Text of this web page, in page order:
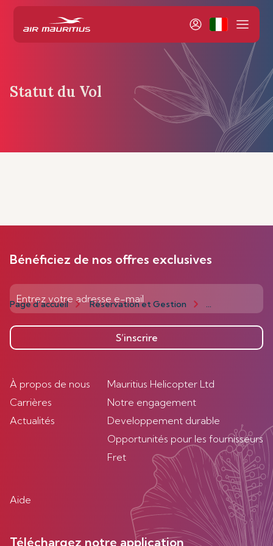
Statut du Vol
Page d’accueil Réservation et Gestion Gestion
Bénéficiez de nos offres exclusives
S’inscrire
À propos de nous
Carrières
Actualités
Mauritius Helicopter Ltd
Notre engagement
Developpement durable
Opportunités pour les fournisseurs
Fret
Aide
Téléchargez notre application